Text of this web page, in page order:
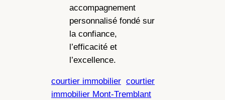
accompagnement
personnalisé fondé sur
la confiance,
l’efficacité et
l’excellence.
courtier immobilier courtier
immobilier Mont-Tremblant